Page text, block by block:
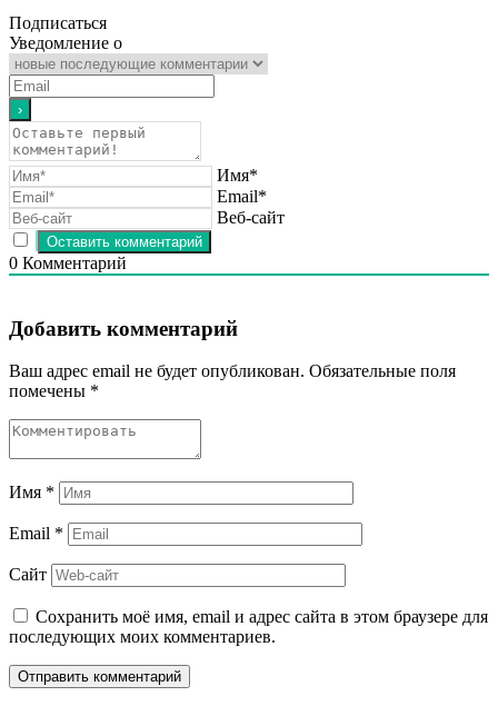
Подписаться
Уведомление о
Имя*
Email*
Веб-сайт
0 Комментарий
Добавить комментарий
Ваш адрес email не будет опубликован. Обязательные поля
помечены *
Имя *
Email *
Сайт
Сохранить моё имя, email и адрес сайта в этом браузере для
последующих моих комментариев.